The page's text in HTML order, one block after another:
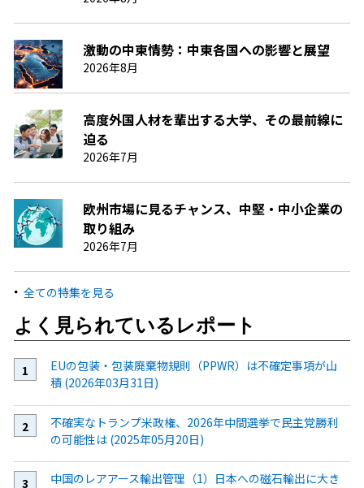
激動の中東情勢：中東各国への影響と展望
2026年8月
高度外国人材を輩出する大学、その最前線に
迫る
2026年7月
欧州市場に見るチャンス、中堅・中小企業の
取り組み
2026年7月
全ての特集を見る
よく見られているレポート
EUの包装・包装廃棄物規則（PPWR）は不確定事項が山
積 (2026年03月31日)
不確実なトランプ米政権、2026年中間選挙で民主党勝利
の可能性は (2025年05月20日)
中国のレアアース輸出管理（1）日本への磁石輸出に大き